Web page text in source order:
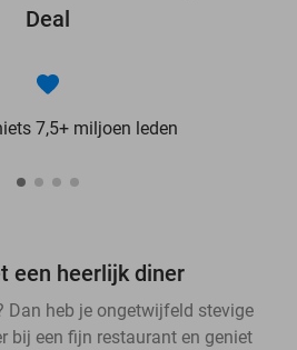
Deal
7,5+ miljoen leden
een heerlijk diner
Dan heb je ongetwijfeld stevige
bij een fijn restaurant en geniet